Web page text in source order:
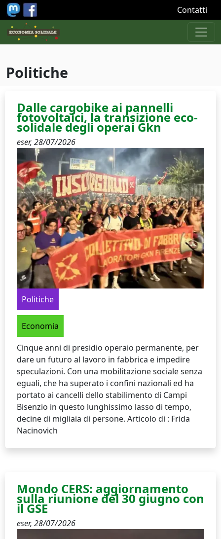
Salta al contenuto principale Contatti
Politiche
Dalle cargobike ai pannelli
fotovoltaici, la transizione eco-
solidale degli operai Gkn
eser, 28/07/2026
Politiche
Economia
Cinque anni di presidio operaio permanente, per
dare un futuro al lavoro in fabbrica e impedire
speculazioni. Con una mobilitazione sociale senza
eguali, che ha superato i confini nazionali ed ha
portato ai cancelli dello stabilimento di Campi
Bisenzio in questo lunghissimo lasso di tempo,
decine di migliaia di persone. Articolo di : Frida
Nacinovich
Mondo CERS: aggiornamento
sulla riunione del 30 giugno con
il GSE
eser, 28/07/2026